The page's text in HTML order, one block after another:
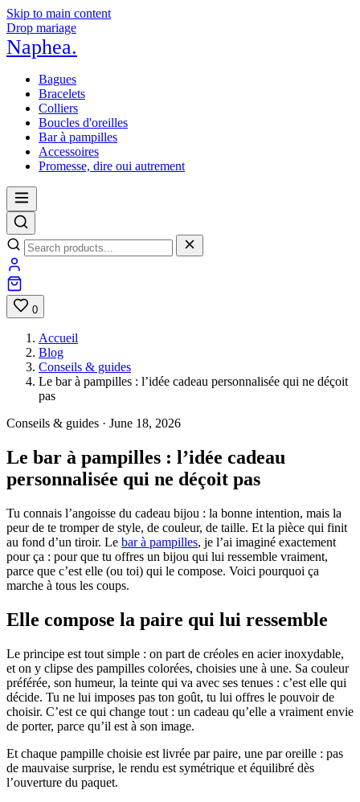
Skip to main content
Drop mariage
Naphea.
Bagues
Bracelets
Colliers
Boucles d'oreilles
Bar à pampilles
Accessoires
Promesse, dire oui autrement
0
Accueil
Blog
Conseils & guides
Le bar à pampilles : l’idée cadeau personnalisée qui ne déçoit
pas
Conseils & guides · June 18, 2026
Le bar à pampilles : l’idée cadeau
personnalisée qui ne déçoit pas
Tu connais l’angoisse du cadeau bijou : la bonne intention, mais la
peur de te tromper de style, de couleur, de taille. Et la pièce qui finit
au fond d’un tiroir. Le bar à pampilles, je l’ai imaginé exactement
pour ça : pour que tu offres un bijou qui lui ressemble vraiment,
parce que c’est elle (ou toi) qui le compose. Voici pourquoi ça
marche à tous les coups.
Elle compose la paire qui lui ressemble
Le principe est tout simple : on part de créoles en acier inoxydable,
et on y clipse des pampilles colorées, choisies une à une. Sa couleur
préférée, son humeur, la teinte qui va avec ses tenues : c’est elle qui
décide. Tu ne lui imposes pas ton goût, tu lui offres le pouvoir de
choisir. C’est ce qui change tout : un cadeau qu’elle a vraiment envie
de porter, parce qu’il est à son image.
Et chaque pampille choisie est livrée par paire, une par oreille : pas
de mauvaise surprise, le rendu est symétrique et équilibré dès
l’ouverture du paquet.